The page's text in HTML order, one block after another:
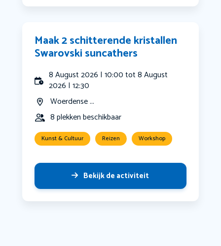
Maak 2 schitterende kristallen
Swarovski suncathers
8 August 2026 | 10:00 tot 8 August
2026 | 12:30
Woerdense ...
8 plekken beschikbaar
Kunst & Cultuur Reizen Workshop
Bekijk de activiteit